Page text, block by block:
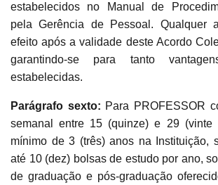
estabelecidos no Manual de
pela Gerência de Pessoal. Qualquer
efeito após a validade deste Acordo
garantindo-se para tanto
estabelecidas.
Parágrafo sexto: Para PROFESSOR
semanal entre 15 (quinze) e 29
mínimo de 3 (três) anos na Instituição,
até 10 (dez) bolsas de estudo por ano,
de graduação e pós-graduação